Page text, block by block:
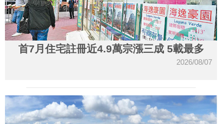
首7月住宅註冊近4.9萬宗漲三成 5載最多
2026/08/07